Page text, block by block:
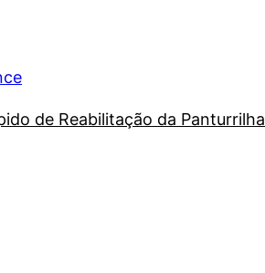
de Reabilitação da Panturrilha